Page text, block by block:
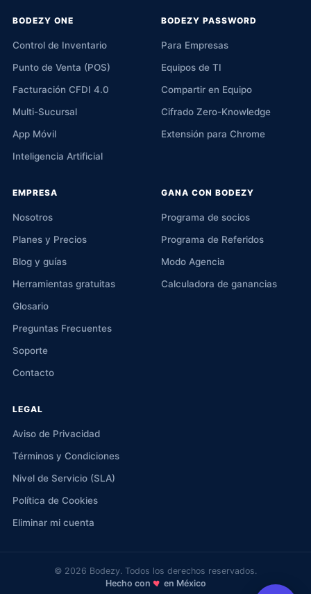
BODEZY ONE
Control de Inventario
Punto de Venta (POS)
Facturación CFDI 4.0
Multi-Sucursal
App Móvil
Inteligencia Artificial
BODEZY PASSWORD
Para Empresas
Equipos de TI
Compartir en Equipo
Cifrado Zero-Knowledge
Extensión para Chrome
EMPRESA
Nosotros
Planes y Precios
Blog y guías
Herramientas gratuitas
Glosario
Preguntas Frecuentes
Soporte
Contacto
GANA CON BODEZY
Programa de socios
Programa de Referidos
Modo Agencia
Calculadora de ganancias
LEGAL
Aviso de Privacidad
Términos y Condiciones
Nivel de Servicio (SLA)
Política de Cookies
Eliminar mi cuenta
© 2026 Bodezy. Todos los derechos reservados.
Hecho con
en México